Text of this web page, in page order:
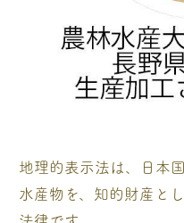
地理的表示法は、日本
水産物を、知的財産と